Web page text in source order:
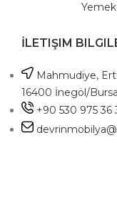
Yemek
İLETIŞIM
Mahmudiye,
16400 İnegöl/Bursa
+90 530 975 36